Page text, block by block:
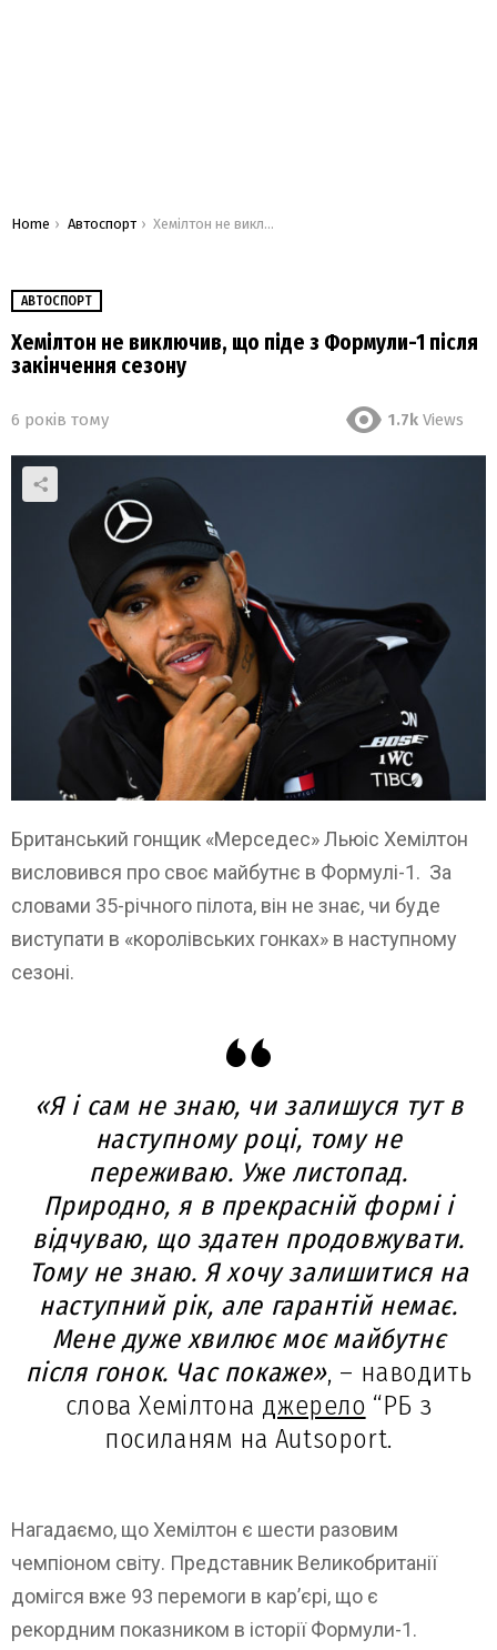
You are here:
Home Автоспорт Хемілтон не виключив, що піде з Формули-1 після закінчення сезону
АВТОСПОРТ
Хемілтон не виключив, що піде з Формули-1 після
закінчення сезону
6 років тому 1.7k Views
Британський гонщик «Мерседес» Льюіс Хемілтон
висловився про своє майбутнє в Формулі-1. За
словами 35-річного пілота, він не знає, чи буде
виступати в «королівських гонках» в наступному
сезоні.
«Я і сам не знаю, чи залишуся тут в
наступному році, тому не
переживаю. Уже листопад.
Природно, я в прекрасній формі і
відчуваю, що здатен продовжувати.
Тому не знаю. Я хочу залишитися на
наступний рік, але гарантій немає.
Мене дуже хвилює моє майбутнє
після гонок. Час покаже», – наводить
слова Хемілтона джерело “РБ з
посиланям на Autsoport.
Нагадаємо, що Хемілтон є шести разовим
чемпіоном світу. Представник Великобританії
домігся вже 93 перемоги в кар’єрі, що є
рекордним показником в історії Формули-1.